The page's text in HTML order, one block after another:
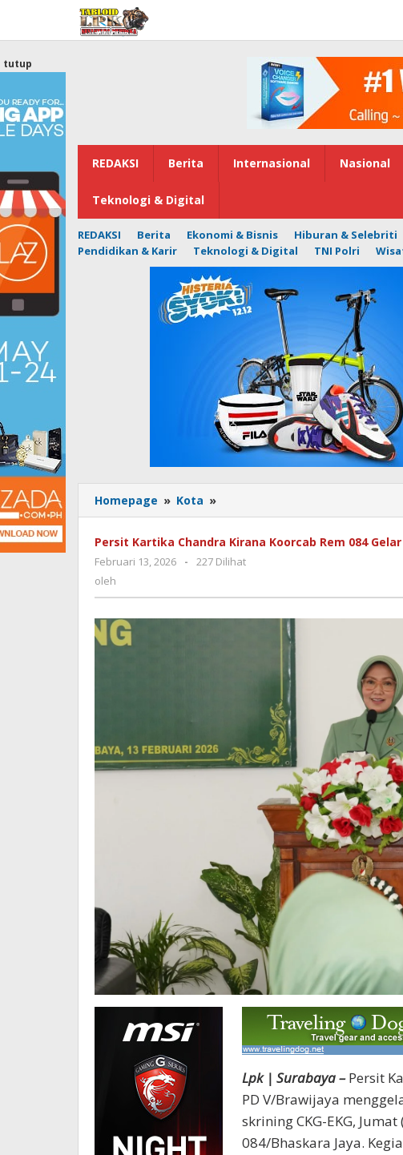
konten
REDAKSI Berita Internasional Nasional
Teknologi & Digital
REDAKSI Berita Ekonomi & Bisnis Hiburan & Selebriti
Pendidikan & Karir
Teknologi & Digital TNI Polri
tutup
Homepage » Kota »
ada
judul
Persit Kartika Chandra Kirana Koorcab Rem 084
Februari 13, 2026 oleh
-
227 Dilihat
oleh
Lpk | Surabaya – Persit
PD V/Brawijaya
skrining CKG-EKG,
084/Bhaskara Jaya.